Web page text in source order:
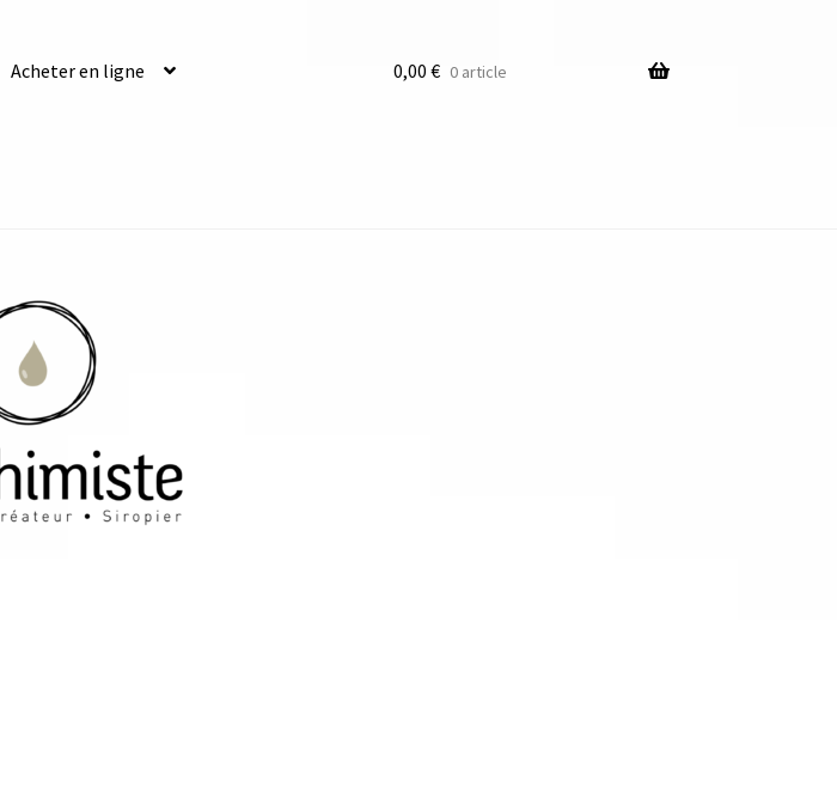
Acheter en ligne 0,00 € 0 article